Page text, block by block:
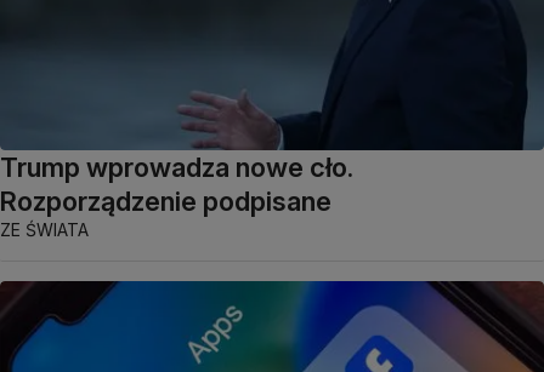
Trump wprowadza nowe cło.
Rozporządzenie podpisane
ZE ŚWIATA